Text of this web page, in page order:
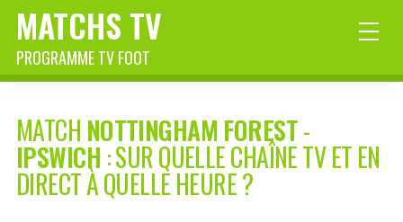
MATCHS TV
PROGRAMME TV FOOT
MATCH NOTTINGHAM FOREST-
IPSWICH : SUR QUELLE CHAÎNE TV ET EN
DIRECT À QUELLE HEURE ?